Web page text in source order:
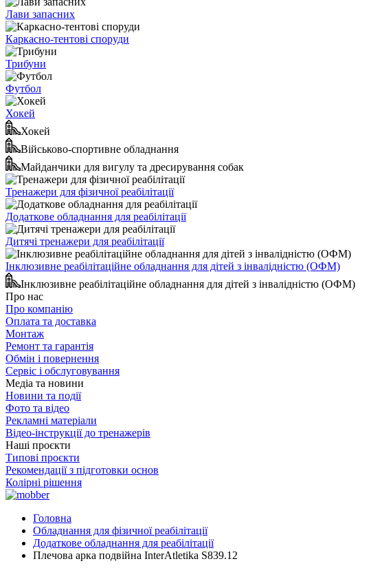
Лави запасних
Каркасно-тентові споруди
Трибуни
Футбол
Хокей
Хокей
Військово-спортивне обладнання
Майданчики для вигулу та дресирування собак
Тренажери для фізичної реабілітації
Додаткове обладнання для реабілітації
Дитячі тренажери для реабілітації
Інклюзивне реабілітаційне обладнання для дітей з інвалідністю (ОФМ)
Інклюзивне реабілітаційне обладнання для дітей з інвалідністю (ОФМ)
Про нас
Про компанію
Оплата та доставка
Монтаж
Ремонт та гарантія
Обмін і повернення
Сервіс і обслуговування
Медіа та новини
Новини та події
Фото та відео
Рекламні матеріали
Відео-інструкції до тренажерів
Наші проєкти
Типові проєкти
Рекомендації з підготовки основ
Колірні рішення
Головна
Обладнання для фізичної реабілітації
Додаткове обладнання для реабілітації
Плечова арка подвійна InterAtletika S839.12